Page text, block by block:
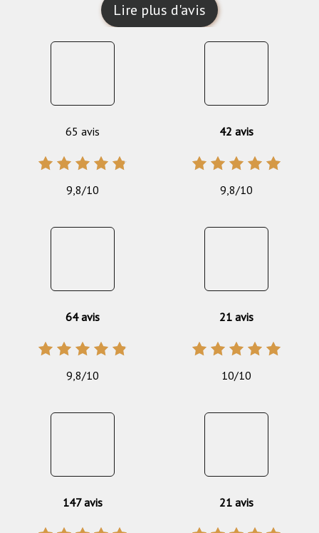
Lire plus d'avis
65 avis
9,8/10
42 avis
9,8/10
64 avis
9,8/10
21 avis
10/10
147 avis 21 avis